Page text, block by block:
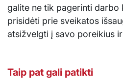
galite ne tik pagerinti
prisidėti prie sveikatos
atsižvelgti į savo poreikius
Taip pat gali patikti